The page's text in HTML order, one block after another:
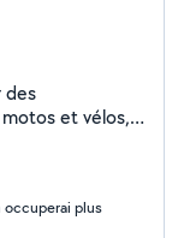
et vélos,
des
occuperai plus